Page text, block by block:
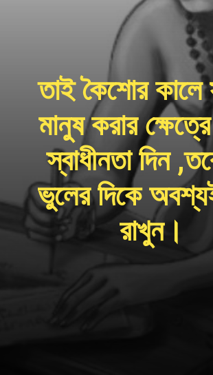
তাই কৈশোর কালে
মানুষ করার
স্বাধীনতা দিন
ভুলের দিকে
রাখুন।